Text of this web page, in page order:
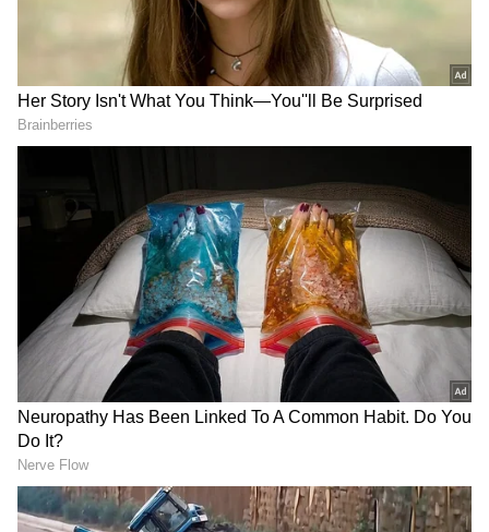
4
kamalhaasan daughters
வாணி கணபதி உடனான பிரிவுக்கு பின்னர்
அந்த ஆண்டே நடிகை சரிகாவை
இரண்டாவது திருமணம் செய்துகொண்டார்